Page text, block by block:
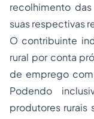
recolhimento
suas respectivas
O contribuinte
rural por conta
de emprego
Podendo
produtores